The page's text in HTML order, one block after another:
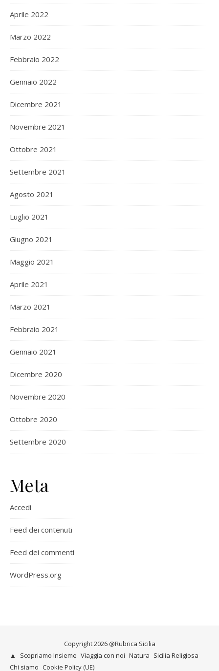
Aprile 2022
Marzo 2022
Febbraio 2022
Gennaio 2022
Dicembre 2021
Novembre 2021
Ottobre 2021
Settembre 2021
Agosto 2021
Luglio 2021
Giugno 2021
Maggio 2021
Aprile 2021
Marzo 2021
Febbraio 2021
Gennaio 2021
Dicembre 2020
Novembre 2020
Ottobre 2020
Settembre 2020
Meta
Accedi
Feed dei contenuti
Feed dei commenti
WordPress.org
Copyright 2026 @Rubrica Sicilia
▲
Scopriamo Insieme Viaggia con noi Natura Sicilia Religiosa
Chi siamo Cookie Policy (UE)